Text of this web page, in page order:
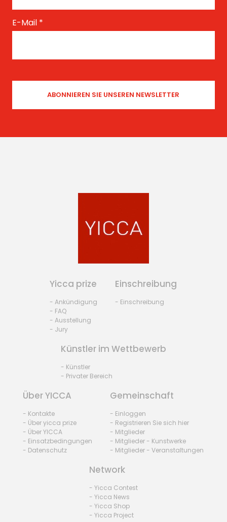
E-Mail *
Yicca prize
- Ankündigung
- FAQ
- Ausstellung
- Jury
Einschreibung
- Einschreibung
Künstler im Wettbewerb
- Künstler
- Privater Bereich
Über YICCA
- Kontakte
- Über yicca prize
- Über YICCA
- Einsatzbedingungen
- Datenschutz
Gemeinschaft
- Einloggen
- Registrieren Sie sich hier
- Mitglieder
- Mitglieder - Kunstwerke
- Mitglieder - Veranstaltungen
Network
- Yicca Contest
- Yicca News
- Yicca Shop
- Yicca Project